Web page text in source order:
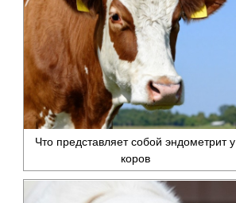
Что представляет собой эндометрит у
коров